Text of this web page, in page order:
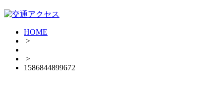
HOME
>
>
1586844899672